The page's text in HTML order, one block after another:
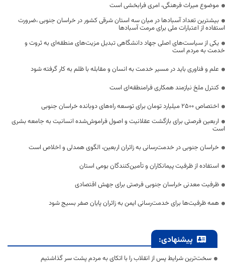
موضوع میراث فرهنگی، امری فرابخشی است
بیشترین تعداد آسبادها در میان سه استان شرقی کشور در خراسان جنوبی ،ضرورت
استفاده از اعتبارات ملی برای مرمت آسبادها
یکی از سیاست‌های اصلی جهاد دانشگاهی تبدیل مزیت‌های منطقه‌ای به ثروت و
خدمت به مردم است
علم و فناوری باید در مسیر خدمت به انسان و مقابله با ظلم به کار گرفته شود
کنترل ملخ نیازمند همکاری فرامنطقه‌ای است
اختصاص 2500 میلیارد تومان برای توسعه راه‌های دوبانده خراسان جنوبی
اربعین فرصتی برای بازگشت عقلانیت و اصول فراموش‌شده انسانیت به جامعه بشری
است
خراسان جنوبی در خدمت‌رسانی به زائران اربعین، الگوی همدلی و اخلاص است
استفاده از ظرفیت پیمانکاران و تأمین‌کنندگان بومی استان
ظرفیت معدنی خراسان جنوبی فرصتی برای جهش اقتصادی
همه ظرفیت‌ها برای خدمت‌رسانی ایمن به زائران پایان صفر بسیج شود
پیشنهادی:
سخت‌ترین شرایط پس از انقلاب را با اتکای به مردم پشت سر گذاشتیم